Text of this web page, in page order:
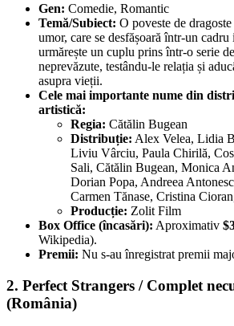
Gen: Comedie, Romantic
Temă/Subiect: O poveste de
umor, care se desfășoară într-un
urmărește un cuplu prins într-o serie
neprevăzute, testându-le relația și
asupra vieții.
Cele mai importante nume din
artistică:
Regia: Cătălin Bugean
Distribuție: Alex Velea, Lidia
Liviu Vârciu, Paula Chirilă,
Sali, Cătălin Bugean, Monica
Dorian Popa, Andreea
Carmen Tănase, Cristina
Producție: Zolit Film
Box Office (încasări): Aproximativ
Wikipedia).
Premii: Nu s-au înregistrat premii
2. Perfect Strangers / Complet
(România)